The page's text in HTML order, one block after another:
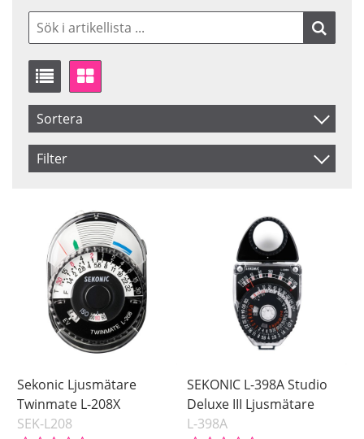
Sortera
Artikelkod
Filter
Pris
I lager
Ej i lager
Sekonic Ljusmätare
Twinmate L-208X
SEK-L208
SEKONIC L-398A Studio
Deluxe III Ljusmätare
L-398A